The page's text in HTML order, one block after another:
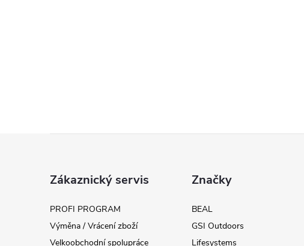
Zákaznický servis
PROFI PROGRAM
Výměna / Vrácení zboží
Velkoobchodní spolupráce
Značky
BEAL
GSI Outdoors
Lifesystems